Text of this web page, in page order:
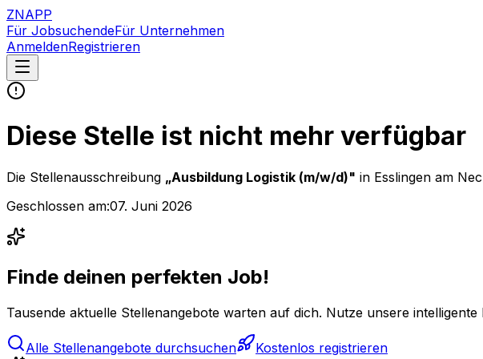
ZNAPP
Für JobsuchendeFür Unternehmen
AnmeldenRegistrieren
Diese Stelle ist nicht mehr verfügbar
Die Stellenausschreibung „Ausbildung Logistik (m/w/d)" in Esslingen am
Geschlossen am:07. Juni 2026
Finde deinen perfekten Job!
Tausende aktuelle Stellenangebote warten auf dich. Nutze unsere
Alle Stellenangebote durchsuchen Kostenlos registrieren